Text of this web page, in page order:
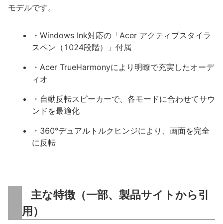
モデルです。
・Windows Ink対応の「Acer アクティブスタイラ
スペン（1024段階）」付属
・Acer TrueHarmonyにより明瞭で充実したオーデ
ィオ
・自動反転スピーカーで、各モードに合わせてサウ
ンドを最適化
・360°デュアルトルクヒンジにより、画面を完全
に反転
主な特徴（一部、製品サイトから引
用）